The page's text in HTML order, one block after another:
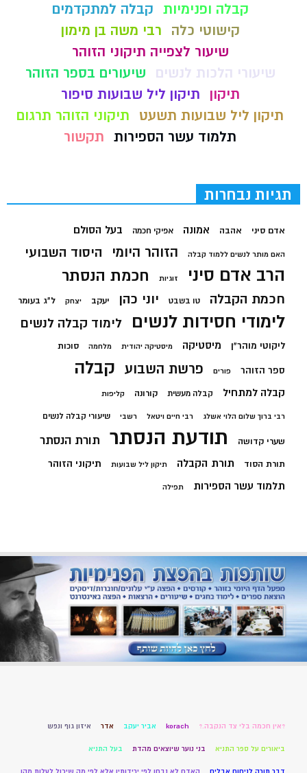
קבלה ופנימיות קבלה למתקדמים
קישוטי כלה
רבי משה בן מימון
שיעור לצפייה תיקוני הזוהר
שיעורי הלכות לנשים
שיעורים בספר הזוהר
תיקון
תיקון ליל שבועות סיפור
תיקון ליל שבועות תשעט
תיקוני הזוהר תרגום
תלמוד עשר הספירות תקשור
תגיות נבחרות
אדם סיני אהבה אמונה אפיקי חכמה בעל הסולם
האם מותר לנשים ללמוד קבלה הזוהר היומי היסוד השבועי
הרב אדם סיני זוגיות חכמת הנסתר
חכמת הקבלה טו בשבט יוני כהן יעקב יצחק ל"ג בעומר
לימודי חסידות לנשים לימוד קבלה לנשים
ליקוטי מוהר"ן מיסטיקה מיסטיקה יהודית מלחמה סוכות
ספר הזוהר פורים פרשת השבוע קבלה
קבלה למתחיל קבלה מעשית קורונה קליפות
רבי ברוך שלום הלוי אשלג רבי חיים ויטאל רשבי שיעורי קבלה לנשים
שערי קדושה תודעת הנסתר תורת הנסתר
תורת הסוד תורת הקבלה תיקון ליל שבועות תיקוני הזוהר
תלמוד עשר הספירות תפילה
?אין חכמה בלי צד הנקבה.? korach אביר יעקב אדר איזון גוף ונפש
ביאורים על ספר התניא בני נוער שיוצאים מהדת בעל התניא
דבר תורה לניחום אבלים האדם לא נבחן לפי ירידותיו אלא לפי מה שיכול לעלות מהן